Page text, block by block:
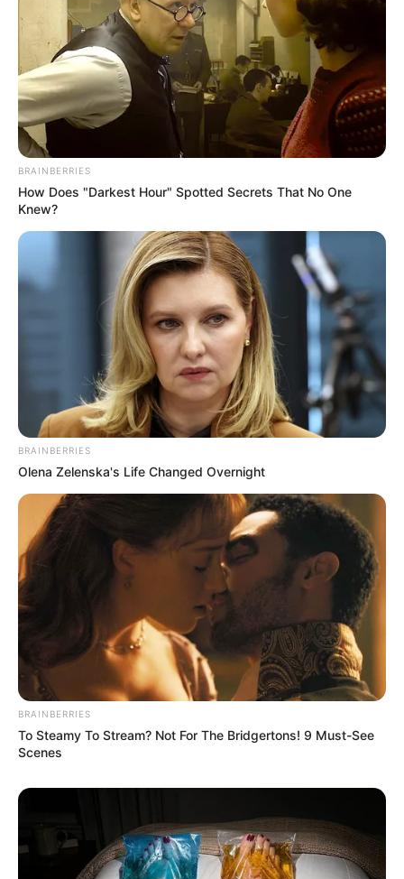
BRAINBERRIES
How Does "Darkest Hour" Spotted Secrets That No One
Knew?
BRAINBERRIES
Olena Zelenska's Life Changed Overnight
BRAINBERRIES
To Steamy To Stream? Not For The Bridgertons! 9 Must-See
Scenes